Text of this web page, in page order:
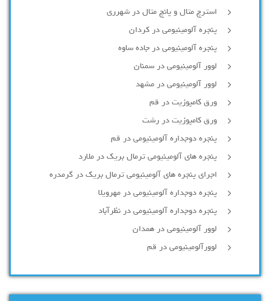
استرچ متال و پانچ متال در شهرری
پنجره آلومینیومی در کردان
پنجره آلومینیومی در جاده ساوه
لوور آلومینیومی در سمنان
لوور آلومینیومی در مشهد
ورق کامپوزیت در قم
ورق کامپوزیت در رشت
پنجره دوجداره آلومينيومی در قم
پنجره های آلومینیومی ترمال بریک در ملارد
اجرای پنجره های آلومینیومی ترمال بریک در گرمدره
پنجره دوجداره آلومینیومی در مهرویلا
پنجره دوجداره آلومینیومی در نظرآباد
لوور آلومینیومی در همدان
لوورآلومینیومی در قم